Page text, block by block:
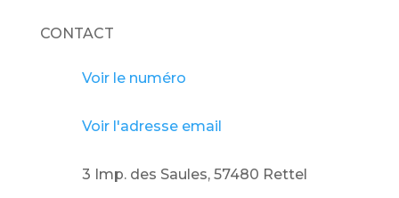
CONTACT
Voir le numéro
Voir l'adresse email
3 Imp. des Saules, 57480 Rettel